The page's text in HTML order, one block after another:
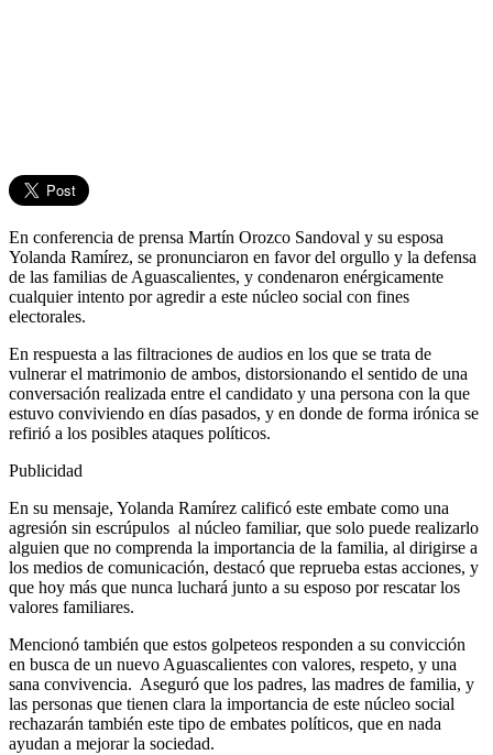
En conferencia de prensa Martín Orozco Sandoval y su esposa
Yolanda Ramírez, se pronunciaron en favor del orgullo y la defensa
de las familias de Aguascalientes, y condenaron enérgicamente
cualquier intento por agredir a este núcleo social con fines
electorales.
En respuesta a las filtraciones de audios en los que se trata de
vulnerar el matrimonio de ambos, distorsionando el sentido de una
conversación realizada entre el candidato y una persona con la que
estuvo conviviendo en días pasados, y en donde de forma irónica se
refirió a los posibles ataques políticos.
Publicidad
En su mensaje, Yolanda Ramírez calificó este embate como una
agresión sin escrúpulos al núcleo familiar, que solo puede realizarlo
alguien que no comprenda la importancia de la familia, al dirigirse a
los medios de comunicación, destacó que reprueba estas acciones, y
que hoy más que nunca luchará junto a su esposo por rescatar los
valores familiares.
Mencionó también que estos golpeteos responden a su convicción
en busca de un nuevo Aguascalientes con valores, respeto, y una
sana convivencia. Aseguró que los padres, las madres de familia, y
las personas que tienen clara la importancia de este núcleo social
rechazarán también este tipo de embates políticos, que en nada
ayudan a mejorar la sociedad.